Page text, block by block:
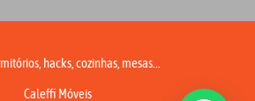
hacks, cozinhas, mesas...
Caleffi Móveis